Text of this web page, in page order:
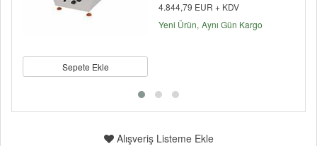
Sepete Ekle
4.844,79 EUR + KDV
Yeni Ürün Aynı Gün Kargo
Alışveriş Listeme Ekle